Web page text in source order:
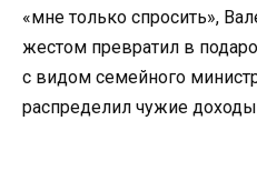
«мне только спросить»,
жестом превратил в
с видом семейного
распределил чужие